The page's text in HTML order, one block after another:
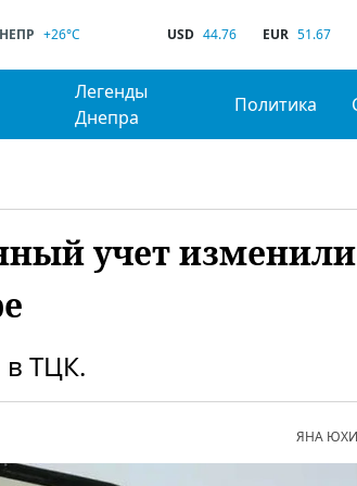
+26°C USD 44.76 EUR 51.67
Легенды
Днепра
Политика
учет
в ТЦК.
ЯНА